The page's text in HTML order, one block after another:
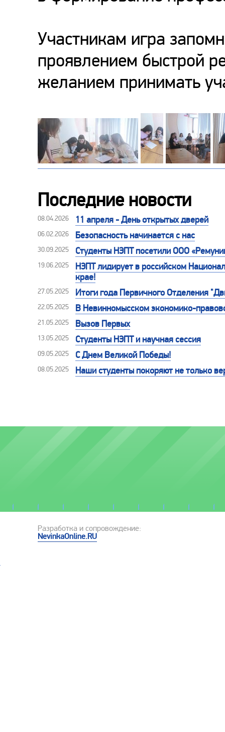
Участникам игра
проявлением быстрой
желанием принимать
Последние новости
08.04.2026 11 апреля - День открытых дверей
06.02.2026 Безопасность начинается с нас
30.09.2025 Студенты НЭПТ посетили ООО
19.06.2025
НЭПТ лидирует в российском
крае!
27.05.2025 Итоги года Первичного Отделения
22.05.2025 В Невинномысском экономико-
21.05.2025 Вызов Первых
13.05.2025 Студенты НЭПТ и научная сессия
09.05.2025 С Днем Великой Победы!
08.05.2025 Наши студенты покоряют не только
Разработка и сопровождение:
NevinkaOnline.RU